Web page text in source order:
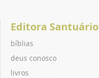
Editora Santuário
bíblias
deus conosco
livros